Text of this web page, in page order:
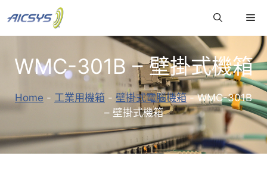
至
主
WMC-301B – 壁掛式機箱
Home - 工業用機箱 - 壁掛式電腦機箱-WMC-301B
– 壁掛式機箱